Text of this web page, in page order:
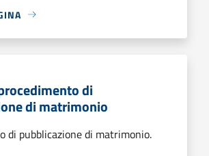
di
di matrimonio
di pubblicazione di matrimonio.